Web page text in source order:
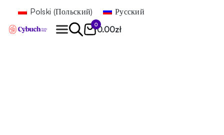
Polski (Польский) Русский
0
0.00zł